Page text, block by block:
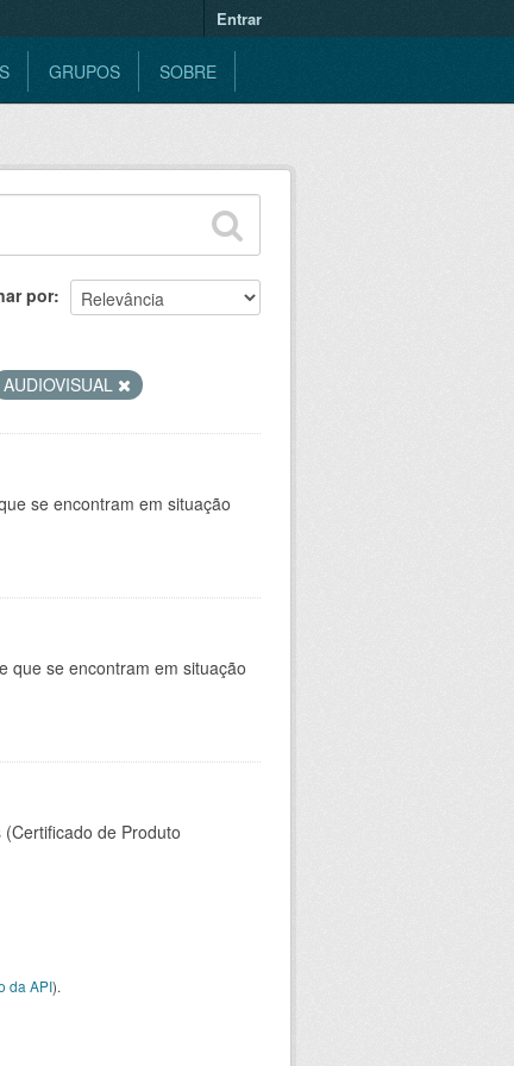
Entrar
GRUPOS SOBRE
por
AUDIOVISUAL
se encontram em situação
que se encontram em situação
de Produto
da API).